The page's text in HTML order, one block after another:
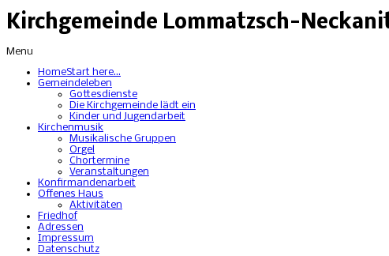
Kirchgemeinde Lommatzsch-
Menu
HomeStart here...
Gemeindeleben
Gottesdienste
Die Kirchgemeinde lädt ein
Kinder und Jugendarbeit
Kirchenmusik
Musikalische Gruppen
Orgel
Chortermine
Veranstaltungen
Konfirmandenarbeit
Offenes Haus
Aktivitäten
Friedhof
Adressen
Impressum
Datenschutz